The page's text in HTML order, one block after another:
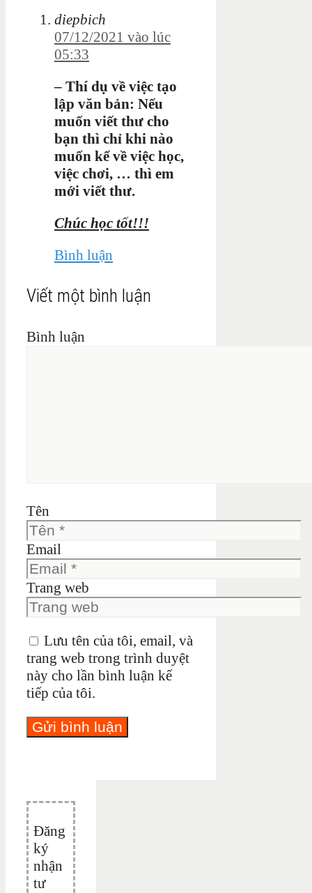
diepbich
07/12/2021 vào lúc
05:33
– Thí dụ về việc tạo
lập văn bản: Nếu
muốn viết thư cho
bạn thì chỉ khi nào
muốn kể về việc học,
việc chơi, … thì em
mới viết thư.
Chúc học tốt!!!
Bình luận
Viết một bình luận
Bình luận
Tên
Email
Trang web
Lưu tên của tôi, email, và
trang web trong trình duyệt
này cho lần bình luận kế
tiếp của tôi.
Đăng
ký
nhận
tư